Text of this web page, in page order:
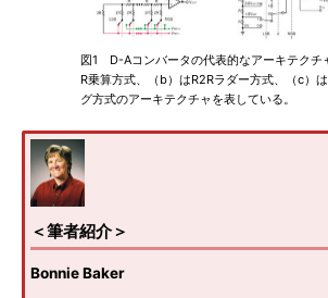
図1 D-Aコンバータの代表的なアーキテク
R乗算方式、（b）はR2Rラダー方式、（c）
グ方式のアーキテクチャを表している。
＜筆者紹介＞
Bonnie Baker